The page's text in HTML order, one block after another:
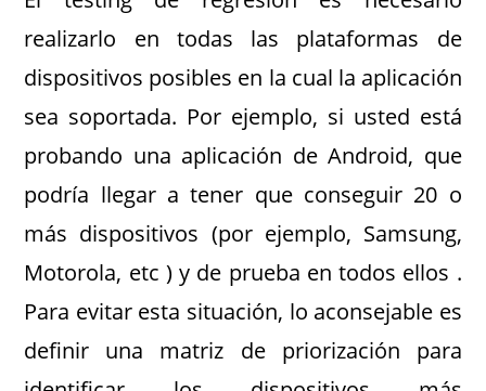
realizarlo en todas las plataformas de
dispositivos posibles en la cual la aplicación
sea soportada. Por ejemplo, si usted está
probando una aplicación de Android, que
podría llegar a tener que conseguir 20 o
más dispositivos (por ejemplo, Samsung,
Motorola, etc ) y de prueba en todos ellos .
Para evitar esta situación, lo aconsejable es
definir una matriz de priorización para